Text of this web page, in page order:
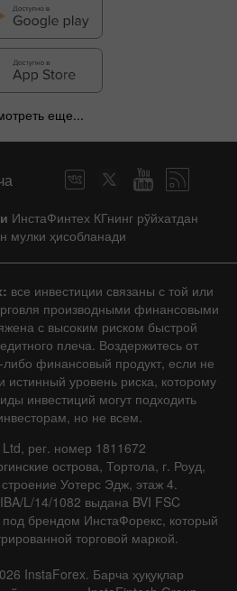
еще...
ИнстаФинтех КГнинг рўйхатдан
мулки ҳисобланади
все инвестиции связаны с той или
производными финансовыми
с высоким риском быстрой
плеча. Воздержитесь от
либо финансовый продукт, если не
истинный уровень риска, которому
инвестиций могут подходить
но не всем.
рег. номер 1811672
острова, Тортола, г. Роуд,
Уотерс Эдж, этаж 4.
L/14/1082 выдана BVI FSC
под брендом ИнстаФорекс, который
торговой маркой.
InstaForex. Барча ҳуқуқлар